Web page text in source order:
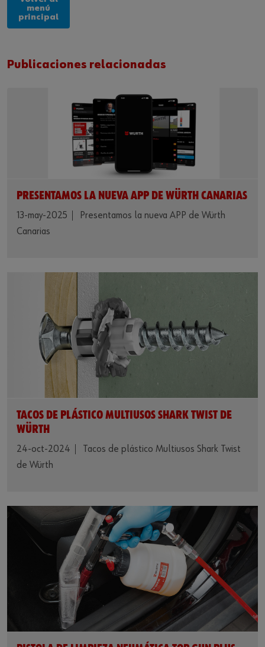
menú
principal
Publicaciones relacionadas
PRESENTAMOS LA NUEVA APP DE WÜRTH CANARIAS
13-may-2025
Presentamos la nueva APP de Würth
Canarias
TACOS DE PLÁSTICO MULTIUSOS SHARK TWIST DE
WÜRTH
24-oct-2024
Tacos de plástico Multiusos Shark Twist
de Würth